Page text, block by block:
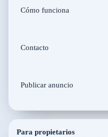
Cómo funciona
Contacto
Publicar anuncio
Para propietarios